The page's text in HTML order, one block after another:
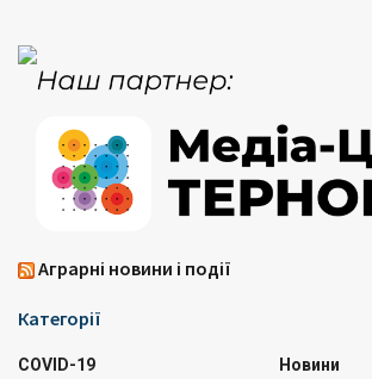
Аграрні новини і події
Категорії
COVID-19
Новини